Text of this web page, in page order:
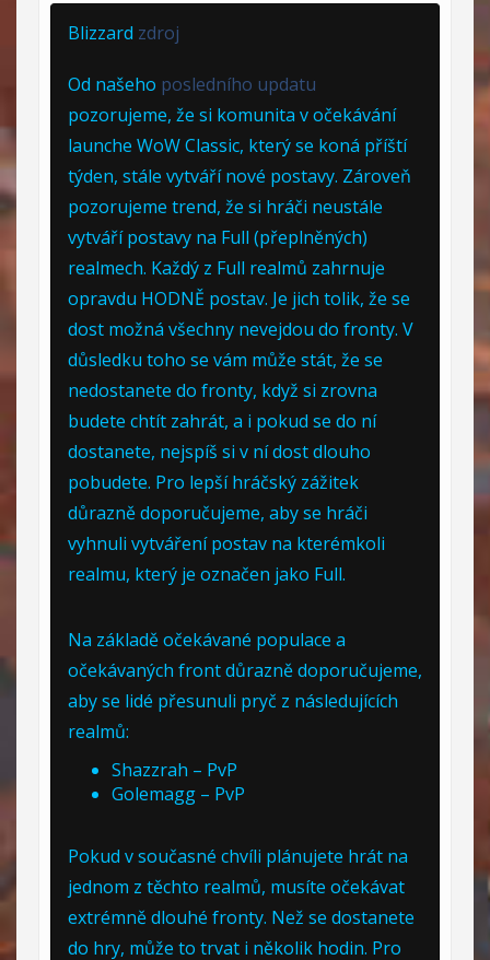
Blizzard zdroj
Od našeho posledního updatu
pozorujeme, že si komunita v očekávání
launche WoW Classic, který se koná příští
týden, stále vytváří nové postavy. Zároveň
pozorujeme trend, že si hráči neustále
vytváří postavy na Full (přeplněných)
realmech. Každý z Full realmů zahrnuje
opravdu HODNĚ postav. Je jich tolik, že se
dost možná všechny nevejdou do fronty. V
důsledku toho se vám může stát, že se
nedostanete do fronty, když si zrovna
budete chtít zahrát, a i pokud se do ní
dostanete, nejspíš si v ní dost dlouho
pobudete. Pro lepší hráčský zážitek
důrazně doporučujeme, aby se hráči
vyhnuli vytváření postav na kterémkoli
realmu, který je označen jako Full.
Na základě očekávané populace a
očekávaných front důrazně doporučujeme,
aby se lidé přesunuli pryč z následujících
realmů:
Shazzrah – PvP
Golemagg – PvP
Pokud v současné chvíli plánujete hrát na
jednom z těchto realmů, musíte očekávat
extrémně dlouhé fronty. Než se dostanete
do hry, může to trvat i několik hodin. Pro